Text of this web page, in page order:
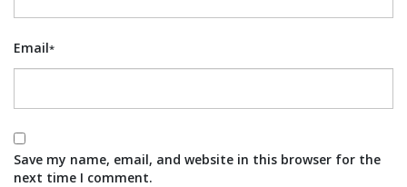
Email*
Save my name, email, and website in this browser for the
next time I comment.